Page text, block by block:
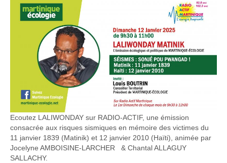
Ecoutez LALIWONDAY sur RADIO-ACTIF, une émission
consacrée aux risques sismiques en mémoire des victimes du
11 janvier 1839 (Matinik) et 12 janvier 2010 (Haïti), animée par
Jocelyne AMBOISINE-LARCHER & Chantal ALLAGUY
SALLACHY.